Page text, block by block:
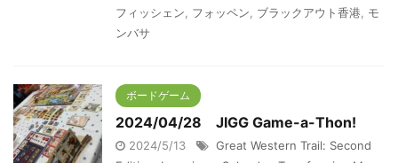
フィッシェン
フォッペン ブラックアウト香港 モ
ンバサ
ボードゲーム
2024/04/28 JIGG Game-a-Thon!
2024/5/13
Great Western Trail: Second